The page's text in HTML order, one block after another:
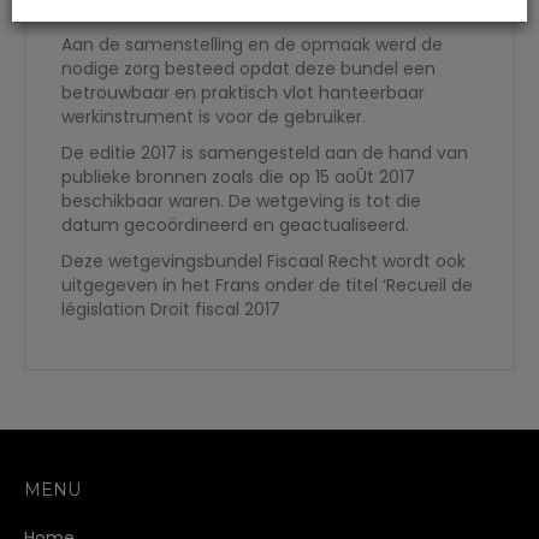
Aan de samenstelling en de opmaak werd de
nodige zorg besteed opdat deze bundel een
betrouwbaar en praktisch vlot hanteerbaar
werkinstrument is voor de gebruiker.
De editie 2017 is samengesteld aan de hand van
publieke bronnen zoals die op 15 aoÛt 2017
beschikbaar waren. De wetgeving is tot die
datum gecoördineerd en geactualiseerd.
Deze wetgevingsbundel Fiscaal Recht wordt ook
uitgegeven in het Frans onder de titel ‘Recueil de
législation Droit fiscal 2017
MENU